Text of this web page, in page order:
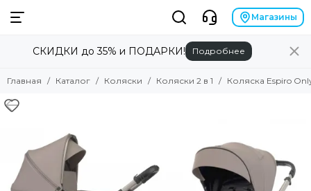
Смотреть все товары
Коляски прогулочные
Аксессуары для колясок
Люльки для колясок
Магазины
СКИДКИ до 35% и ПОДАРКИ! Подробнее
Главная Каталог Коляски Коляски 2 в 1 Коляска Espiro